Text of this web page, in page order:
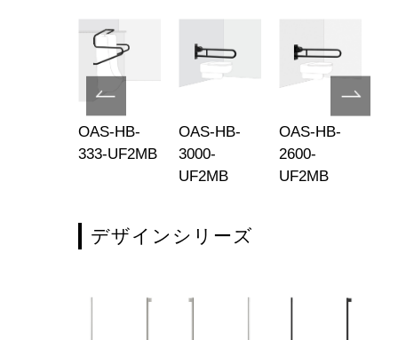
OAS-HB-
333-UF2MB
OAS-HB-
3000-
UF2MB
OAS-HB-
2600-
UF2MB
デザインシリーズ